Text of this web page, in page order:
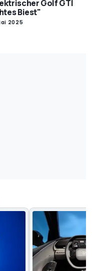
Golf GTI
Biest"
2025